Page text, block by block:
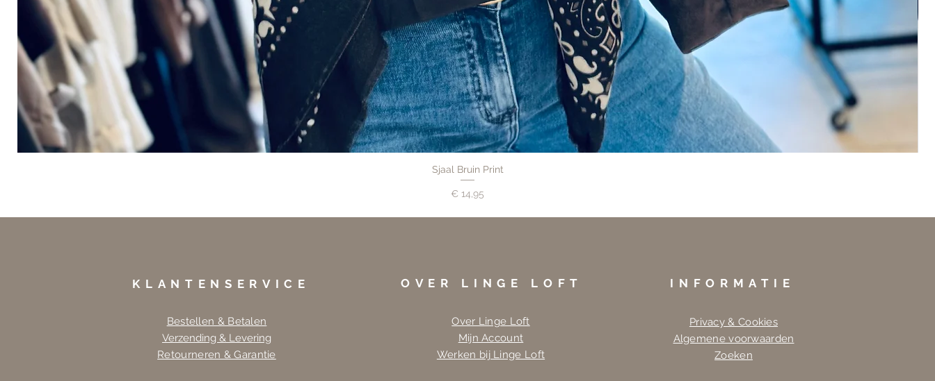
Sjaal Bruin Print
Prijs
€ 14,95
KLANTENSERVICE
Bestellen & Betalen
Verzending & Levering
Retourneren & Garantie
OVER LINGE LOFT
Over Linge Loft
Mijn Account
Werken bij Linge Loft
INFORMATIE
Privacy & Cookies
Algemene voorwaarden
Zoeken